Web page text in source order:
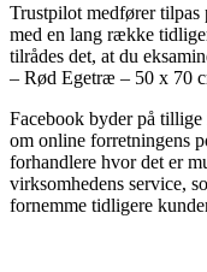
Trustpilot medfører
med en lang række
tilrådes det, at du
– Rød Egetræ – 50 x 70
Facebook byder på
om online forretningens
forhandlere hvor det er
virksomhedens service,
fornemme tidligere